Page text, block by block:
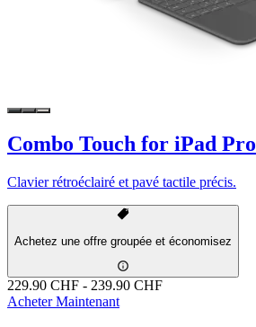
Combo Touch for iPad Pro
Clavier rétroéclairé et pavé tactile précis.
Achetez une offre groupée et économisez
229.90 CHF - 239.90 CHF
Acheter Maintenant